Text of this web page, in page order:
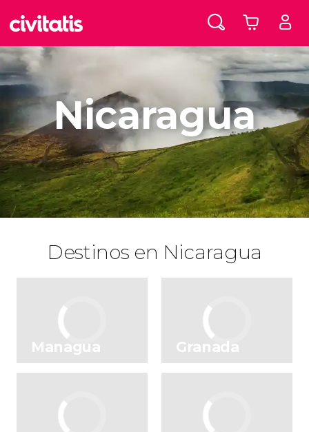
Nicaragua
Destinos en Nicaragua
Managua Granada